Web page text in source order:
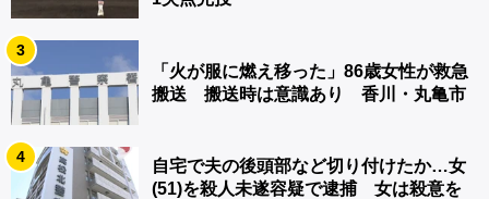
3
「火が服に燃え移った」86歳女性が救急
搬送 搬送時は意識あり 香川・丸亀市
4
自宅で夫の後頭部など切り付けたか…女
(51)を殺人未遂容疑で逮捕 女は殺意を